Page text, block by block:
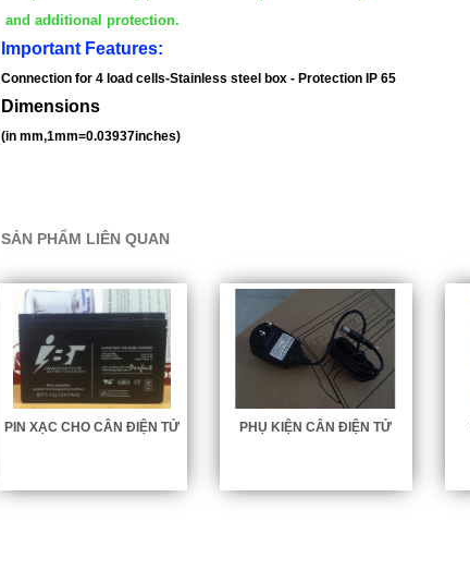
and additional protection.
Important Features:
Connection for 4 load cells-Stainless steel box - Protection IP 65
Dimensions
(in mm,1mm=0.03937inches)
SẢN PHẨM LIÊN QUAN
PIN XẠC CHO CÂN ĐIỆN TỬ PHỤ KIỆN CÂN ĐIỆN TỬ